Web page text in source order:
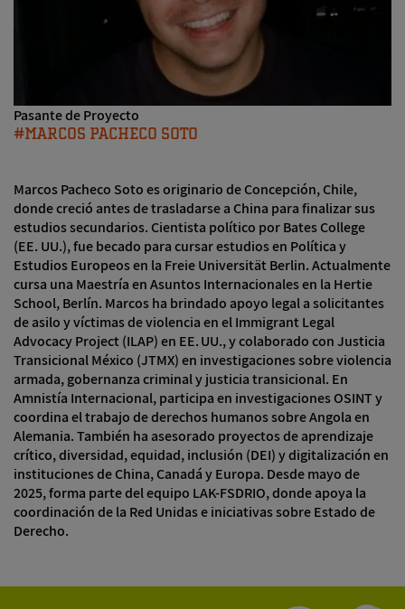
Pasante de Proyecto
MARCOS PACHECO SOTO
Marcos Pacheco Soto es originario de Concepción, Chile,
donde creció antes de trasladarse a China para finalizar sus
estudios secundarios. Cientista político por Bates College
(EE. UU.), fue becado para cursar estudios en Política y
Estudios Europeos en la Freie Universität Berlin. Actualmente
cursa una Maestría en Asuntos Internacionales en la Hertie
School, Berlín. Marcos ha brindado apoyo legal a solicitantes
de asilo y víctimas de violencia en el Immigrant Legal
Advocacy Project (ILAP) en EE. UU., y colaborado con Justicia
Transicional México (JTMX) en investigaciones sobre violencia
armada, gobernanza criminal y justicia transicional. En
Amnistía Internacional, participa en investigaciones OSINT y
coordina el trabajo de derechos humanos sobre Angola en
Alemania. También ha asesorado proyectos de aprendizaje
crítico, diversidad, equidad, inclusión (DEI) y digitalización en
instituciones de China, Canadá y Europa. Desde mayo de
2025, forma parte del equipo LAK-FSDRIO, donde apoya la
coordinación de la Red Unidas e iniciativas sobre Estado de
Derecho.